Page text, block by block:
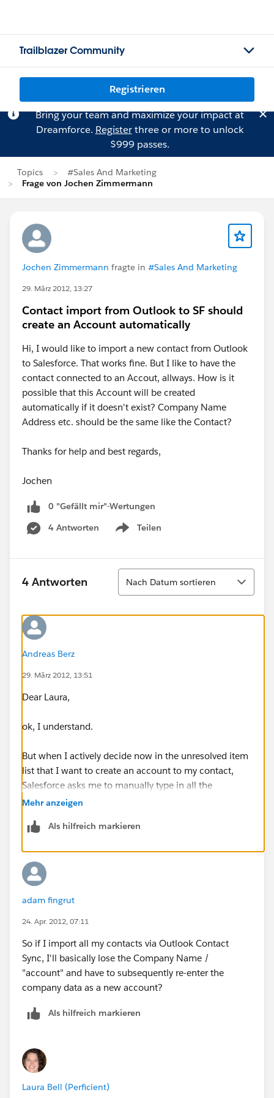
Trailblazer Community
Registrieren
Bring your team and maximize your impact at
Dreamforce. Registerthree or more to unlock
$999 passes.
Topics
#Sales And Marketing
Frage von Jochen Zimmermann
Jochen Zimmermann fragte in #Sales And Marketing
29. März 2012, 13:27
Contact import from Outlook to SF should
create an Account automatically
Hi, I would like to import a new contact from Outlook
to Salesforce. That works fine. But I like to have the
contact connected to an Accout, allways. How is it
possible that this Account will be created
automatically if it doesn't exist? Company Name
Address etc. should be the same like the Contact?
Thanks for help and best regards,
Jochen
0 "Gefällt mir"-Wertungen
4 Antworten
Teilen
Show menu
4 Antworten
Sortieren
Nach Datum sortieren
Andreas Berz
29. März 2012, 13:51
Dear Laura,
ok, I understand.
But when I actively decide now in the unresolved item
list that I want to create an account to my contact,
Salesforce asks me to manually type in all the
information that is already included in the contact.
I would expect a simple "OK, create an account"
account.
Otherwise the Sync function doesn't make lot of
sense, does it?
Andreas
Mehr anzeigen
Als hilfreich markieren
adam fingrut
24. Apr. 2012, 07:11
So if I import all my contacts via Outlook Contact
Sync, I'll basically lose the Company Name /
"account" and have to subsequently re-enter the
company data as a new account?
Als hilfreich markieren
Laura Bell (Perficient)